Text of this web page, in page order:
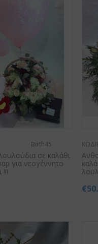
Birth45
σε καλάθι
για νεογέννητο
!!!
€